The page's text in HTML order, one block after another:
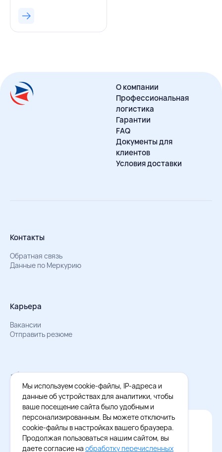
О компании
Профессиональная
логистика
Гарантии
FAQ
Документы для
клиентов
Условия доставки
Контакты
Обратная связь
Данные по Меркурию
Карьера
Вакансии
Отправить резюме
Мы в Телеграм
Документы об обработке персональных данных
Охрана труда – результаты СОУТ
Официальное приложение Восток - Запад
Cкачайте бесплатное приложение
Мы используем cookie-файлы, IP-адреса и
данные об устройствах для аналитики, чтобы
ваше посещение сайта было удобным и
персонализированным. Вы можете отключить
cookie-файлы в настройках вашего браузера.
Продолжая пользоваться нашим сайтом, вы
даете согласие на обработку перечисленных